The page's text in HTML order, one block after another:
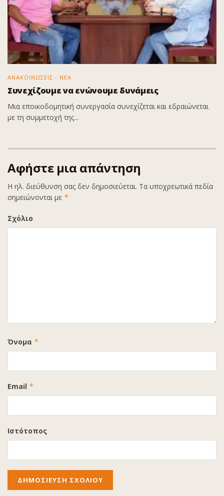
ΑΝΑΚΟΙΝΩΣΕΙΣ - ΝΕΑ
Συνεχίζουμε να ενώνουμε δυνάμεις
Μια εποικοδομητική συνεργασία συνεχίζεται και εδραιώνεται
με τη συμμετοχή της...
Αφήστε μια απάντηση
Η ηλ. διεύθυνση σας δεν δημοσιεύεται. Τα υποχρεωτικά πεδία
σημειώνονται με *
Σχόλιο
Όνομα *
Email *
Ιστότοπος